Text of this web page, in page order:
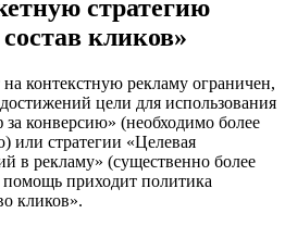
стратегию
кликов»
контекстную рекламу ограничен,
цели для использования
за конверсию» (необходимо более
или стратегии «Целевая
в рекламу» (существенно более
приходит политика
кликов».